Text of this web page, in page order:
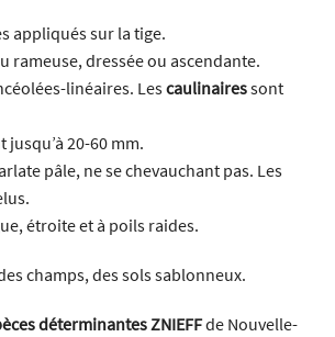
appliqués sur la tige.
rameuse, dressée ou ascendante.
linéaires. Lescaulinairessont
jusqu’à 20-60 mm.
pâle, ne se chevauchant pas. Les
étroite et à poils raides.
champs, des sols sablonneux.
déterminantes ZNIEFFde Nouvelle-